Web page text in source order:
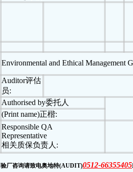
Environmental and Ethical Management
Auditor评估
员:
Authorised by委托人
(Print name)正楷:
Responsible QA
Representative
相关质保负责人 :
验厂咨询请致电奥地特(AUDIT)0512-66355405